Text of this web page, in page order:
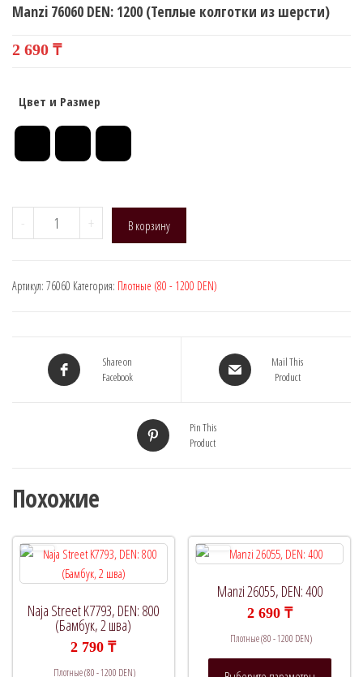
Manzi 76060 DEN: 1200 (Теплые колготки из шерсти)
2 690 ₸
Цвет и Размер
-
Количество
товара
DEN:
колготки
шерсти)
+ В корзину
Артикул: 76060 Категория: Плотные (80 - 1200 DEN)
Share on
Facebook
Mail This
Product
Pin This
Product
Похожие
Naja Street K7793, DEN: 800
(Бамбук, 2 шва)
2 790₸
Плотные (80 - 1200 DEN)
Manzi 26055, DEN: 400
2 690 ₸
Плотные (80 - 1200 DEN)
Этот